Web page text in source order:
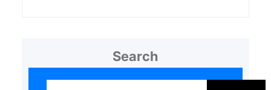
Search